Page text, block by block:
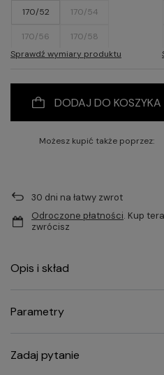
170/52 170/54
170/56 170/58
170/60 176/48
176/50 176/52
176/54 176/56
Sprawdź wymiary produktu
DODAJ DO KOSZYKA
Możesz kupić także poprzez:
30 dni na łatwy zwrot
Odroczone płatności. Kup
zwrócisz
Opis i skład
Parametry
Zadaj pytanie